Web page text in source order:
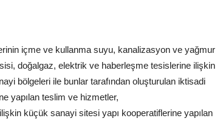
içme ve kullanma suyu, kanalizasyon ve yağmur
doğalgaz, elektrik ve haberleşme tesislerine ilişkin
bölgeleri ile bunlar tarafından oluşturulan iktisadi
yapılan teslim ve hizmetler,
küçük sanayi sitesi yapı kooperatiflerine yapılan